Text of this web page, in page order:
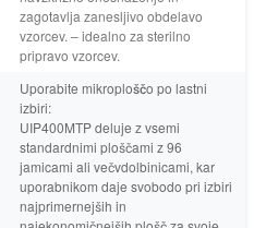
zagotavlja zanesljivo obdelavo
vzorcev. – idealno za sterilno
pripravo vzorcev.
Uporabite mikroploščo po lastni
izbiri:
UIP400MTP deluje z vsemi
standardnimi ploščami z 96
jamicami ali večvdolbinicami, kar
uporabnikom daje svobodo pri izbiri
najprimernejših in